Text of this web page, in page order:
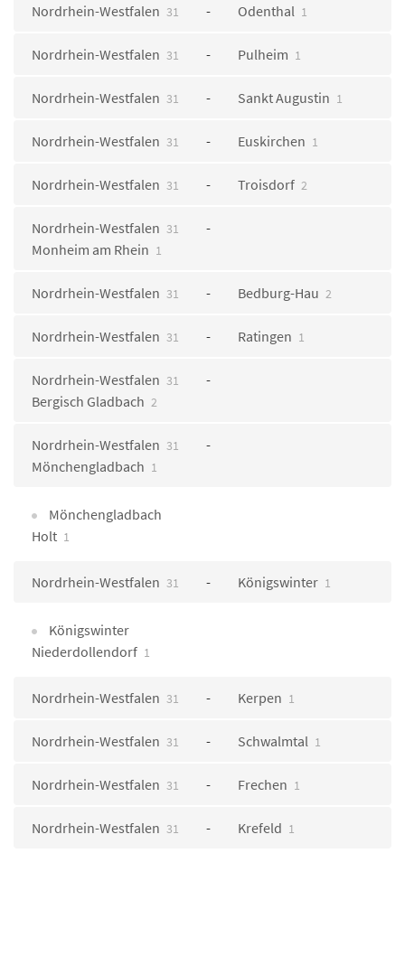
Nordrhein-Westfalen 31 Odenthal 1
Nordrhein-Westfalen 31 Pulheim 1
Nordrhein-Westfalen 31 Sankt Augustin 1
Nordrhein-Westfalen 31 Euskirchen 1
Nordrhein-Westfalen 31 Troisdorf 2
Nordrhein-Westfalen 31
Monheim am Rhein 1
Nordrhein-Westfalen 31 Bedburg-Hau 2
Nordrhein-Westfalen 31 Ratingen 1
Nordrhein-Westfalen 31
Bergisch Gladbach 2
Nordrhein-Westfalen 31
Mönchengladbach 1
Mönchengladbach
Holt 1
Nordrhein-Westfalen 31 Königswinter 1
Königswinter
Niederdollendorf 1
Nordrhein-Westfalen 31 Kerpen 1
Nordrhein-Westfalen 31 Schwalmtal 1
Nordrhein-Westfalen 31 Frechen 1
Nordrhein-Westfalen 31 Krefeld 1